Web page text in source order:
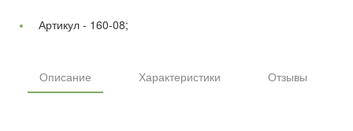
Артикул - 160-08;
Описание Характеристики Отзывы